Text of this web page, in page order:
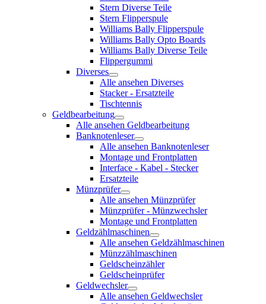
Stern Diverse Teile
Stern Flipperspule
Williams Bally Flipperspule
Williams Bally Opto Boards
Williams Bally Diverse Teile
Flippergummi
Diverses
Alle ansehen Diverses
Stacker - Ersatzteile
Tischtennis
Geldbearbeitung
Alle ansehen Geldbearbeitung
Banknotenleser
Alle ansehen Banknotenleser
Montage und Frontplatten
Interface - Kabel - Stecker
Ersatzteile
Münzprüfer
Alle ansehen Münzprüfer
Münzprüfer - Münzwechsler
Montage und Frontplatten
Geldzählmaschinen
Alle ansehen Geldzählmaschinen
Münzzählmaschinen
Geldscheinzähler
Geldscheinprüfer
Geldwechsler
Alle ansehen Geldwechsler